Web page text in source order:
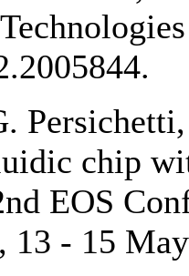
chip
EOS
13 - 15